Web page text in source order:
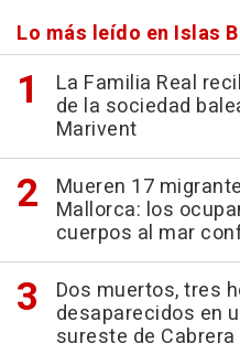
Lo más leído en Islas
La Familia Real
de la sociedad
Marivent
Mueren 17
Mallorca: los
cuerpos al mar
Dos muertos, tres
desaparecidos en
sureste de Cabrera